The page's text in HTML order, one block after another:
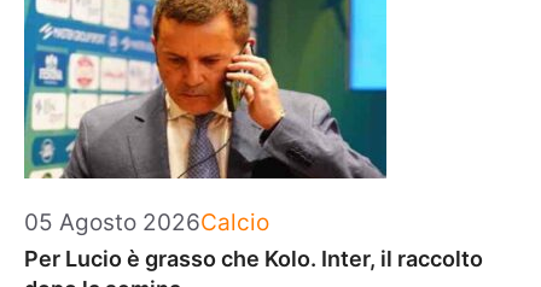
05 Agosto 2026Categorie
Calcio
Per Lucio è grasso che Kolo. Inter, il raccolto